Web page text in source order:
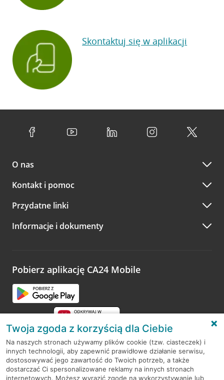
Skontaktuj się w aplikacji
O nas
Kontakt i pomoc
Przydatne linki
Informacje i dokumenty
Pobierz aplikację CA24 Mobile
RODO
Regulamin serwisu
Twoja zgoda z korzyścią dla Ciebie
Na naszych stronach używamy plików cookie (tzw. ciasteczek) i
innych technologii, aby zapewnić prawidłowe działanie serwisu,
dostosowywać jego zawartość do Twoich potrzeb, a także
dostarczać Ci spersonalizowane reklamy na innych stronach
internetowych. Możesz wyrazić zgodę na wykorzystywanie lub